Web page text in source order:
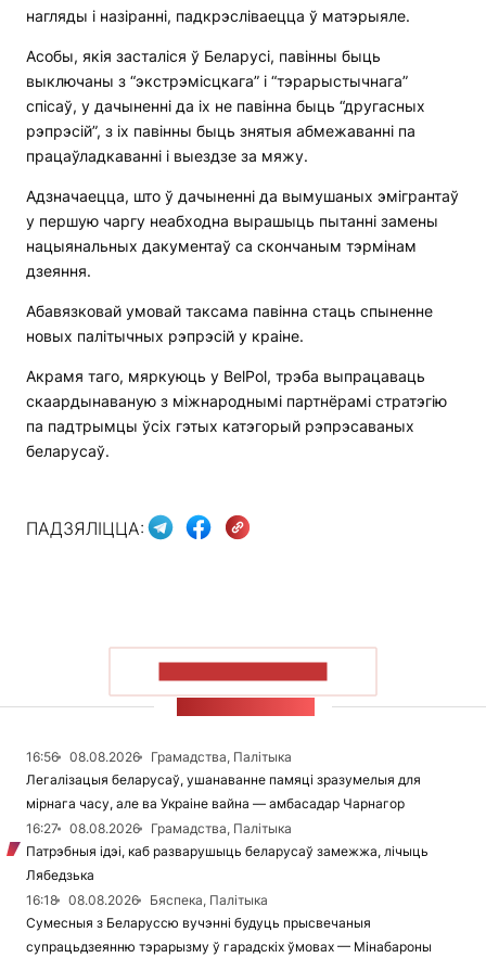
нагляды і назіранні, падкрэсліваецца ў матэрыяле.
Асобы, якія засталіся ў Беларусі, павінны быць
выключаны з “экстрэмісцкага” і “тэрарыстычнага”
спісаў, у дачыненні да іх не павінна быць “другасных
рэпрэсій”, з іх павінны быць знятыя абмежаванні па
працаўладкаванні і выездзе за мяжу.
Адзначаецца, што ў дачыненні да вымушаных эмігрантаў
у першую чаргу неабходна вырашыць пытанні замены
нацыянальных дакументаў са скончаным тэрмінам
дзеяння.
Абавязковай умовай таксама павінна стаць спыненне
новых палітычных рэпрэсій у краіне.
Акрамя таго, мяркуюць у BelPol, трэба выпрацаваць
скаардынаваную з міжнароднымі партнёрамі стратэгію
па падтрымцы ўсіх гэтых катэгорый рэпрэсаваных
беларусаў.
ПАДЗЯЛІЦЦА:
16:56 08.08.2026
Грамадства, Палітыка
Легалізацыя беларусаў, ушанаванне памяці зразумелыя для
мірнага часу, але ва Украіне вайна — амбасадар Чарнагор
16:27
08.08.2026
Грамадства, Палітыка
Патрэбныя ідэі, каб разварушыць беларусаў замежжа, лічыць
Лябедзька
16:18
08.08.2026
Бяспека, Палітыка
Сумесныя з Беларуссю вучэнні будуць прысвечаныя
супрацьдзеянню тэрарызму ў гарадскіх ўмовах — Мінабароны